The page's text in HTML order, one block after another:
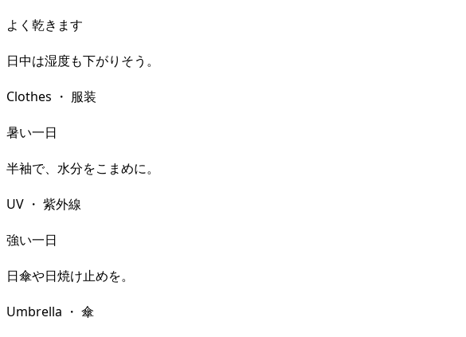
よく乾きます
日中は湿度も下がりそう。
Clothes ・ 服装
暑い一日
半袖で、水分をこまめに。
UV ・ 紫外線
強い一日
日傘や日焼け止めを。
Umbrella ・ 傘